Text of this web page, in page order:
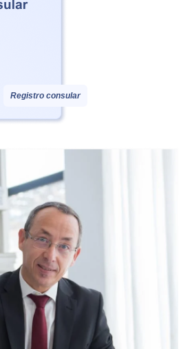
Registro consular